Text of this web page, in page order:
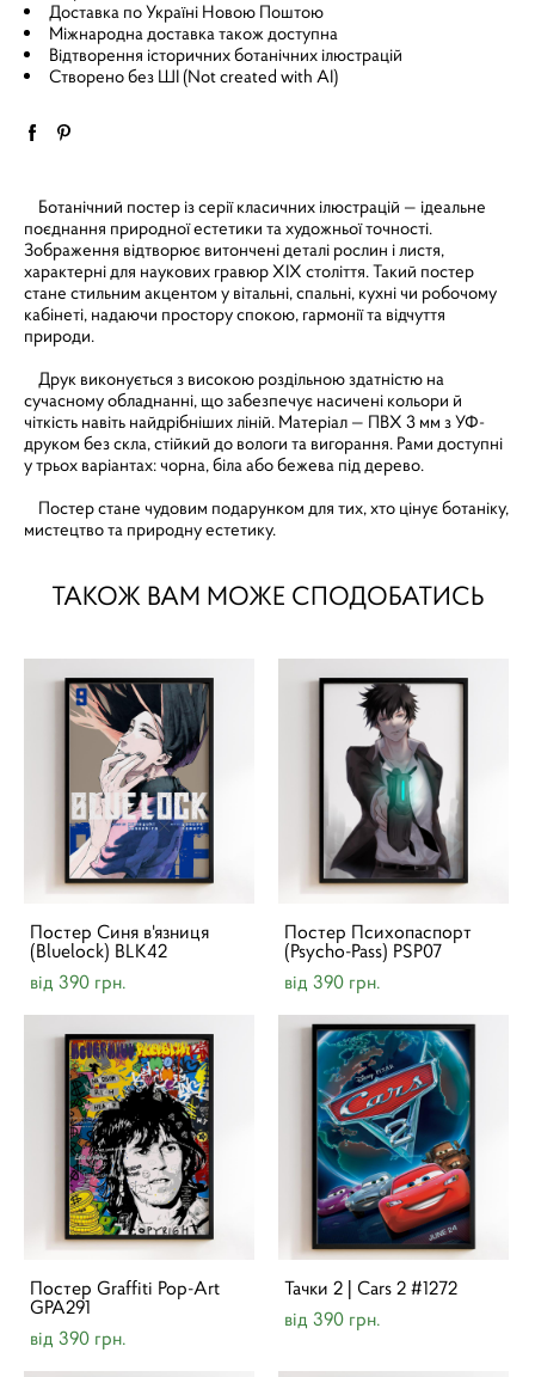
Доставка по Україні Новою Поштою
Міжнародна доставка також доступна
Відтворення історичних ботанічних ілюстрацій
Створено без ШІ (Not created with AI)
Ботанічний постер із серії класичних ілюстрацій — ідеальне
поєднання природної естетики та художньої точності.
Зображення відтворює витончені деталі рослин і листя,
характерні для наукових гравюр XIX століття. Такий постер
стане стильним акцентом у вітальні, спальні, кухні чи робочому
кабінеті, надаючи простору спокою, гармонії та відчуття
природи.
Друк виконується з високою роздільною здатністю на
сучасному обладнанні, що забезпечує насичені кольори й
чіткість навіть найдрібніших ліній. Матеріал — ПВХ 3 мм з УФ-
друком без скла, стійкий до вологи та вигорання. Рами доступні
у трьох варіантах: чорна, біла або бежева під дерево.
Постер стане чудовим подарунком для тих, хто цінує ботаніку,
мистецтво та природну естетику.
ТАКОЖ ВАМ МОЖЕ СПОДОБАТИСЬ
Постер Синя в'язниця
(Bluelock) BLK42
від 390 грн.
Постер Психопаспорт
(Psycho-Pass) PSP07
від 390 грн.
Постер Graffiti Pop-Art
GPA291
від 390 грн.
Тачки 2 | Cars 2 #1272
від 390 грн.